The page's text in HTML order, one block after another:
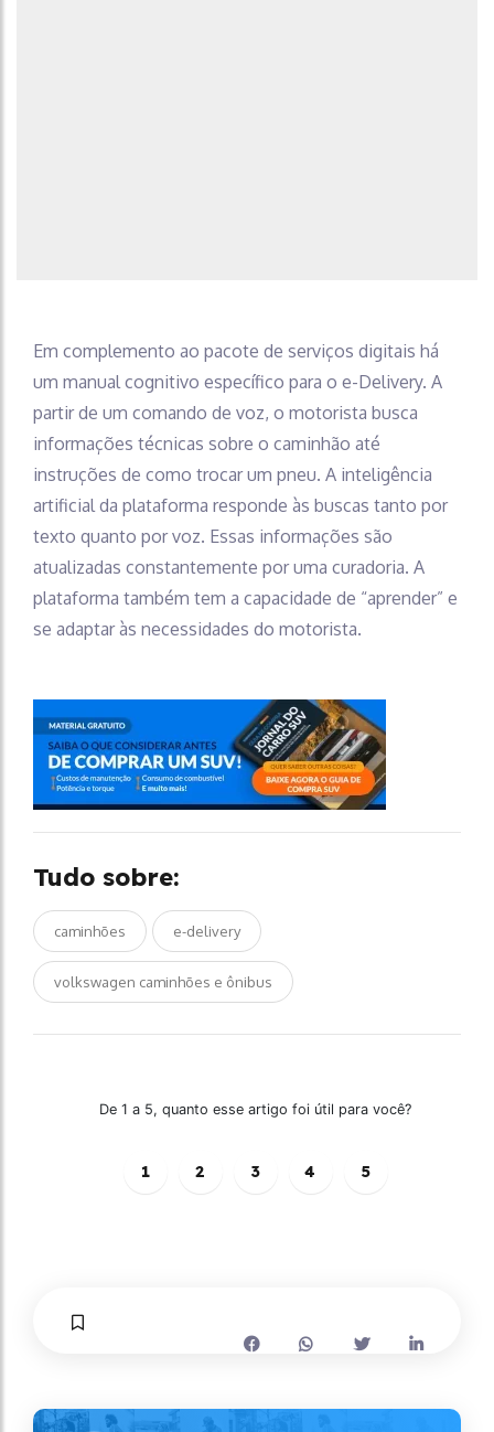
Em complemento ao pacote de serviços digitais há
um manual cognitivo específico para o e-Delivery. A
partir de um comando de voz, o motorista busca
informações técnicas sobre o caminhão até
instruções de como trocar um pneu. A inteligência
artificial da plataforma responde às buscas tanto por
texto quanto por voz. Essas informações são
atualizadas constantemente por uma curadoria. A
plataforma também tem a capacidade de “aprender” e
se adaptar às necessidades do motorista.
Tudo sobre:
caminhões e-delivery
volkswagen caminhões e ônibus
De 1 a 5, quanto esse artigo foi útil para você?
1 2 3 4 5